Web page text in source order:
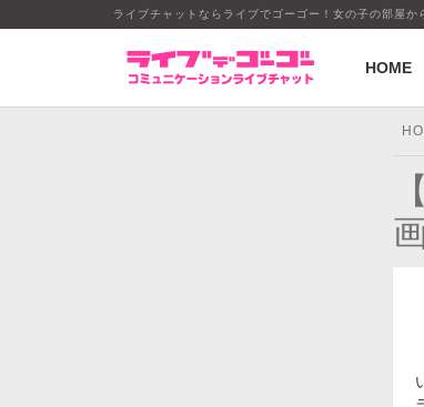
ライブチャットならライブでゴーゴー！女の子の部屋
HOME